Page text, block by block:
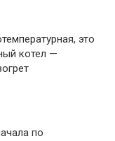
это
котел —
по